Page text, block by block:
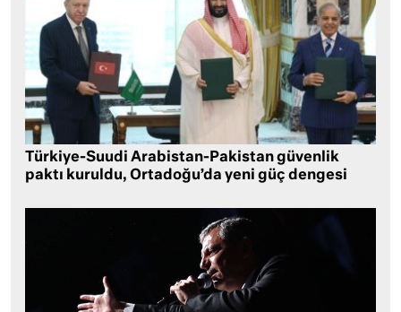
Türkiye-Suudi Arabistan-Pakistan güvenlik
paktı kuruldu, Ortadoğu’da yeni güç dengesi